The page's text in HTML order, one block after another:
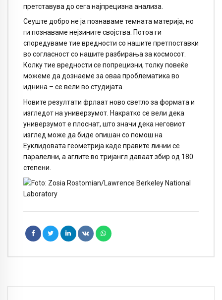
претставува до сега најпрецизна анализа.
Сеуште добро не ја познаваме темната материја, но
ги познаваме нејзините својства. Потоа ги
споредуваме тие вредности со нашите претпоставки
во согласност со нашите разбирања за космосот.
Колку тие вредности се попрецизни, толку повеќе
можеме да дознаеме за оваа проблематика во
иднина – се вели во студијата.
Новите резултати фрлаат ново светло за формата и
изгледот на универзумот. Накратко се вели дека
универзумот е плоснат, што значи дека неговиот
изглед може да биде опишан со помош на
Еуклидовата геометрија каде правите линии се
паралелни, а аглите во тријангл даваат збир од 180
степени.